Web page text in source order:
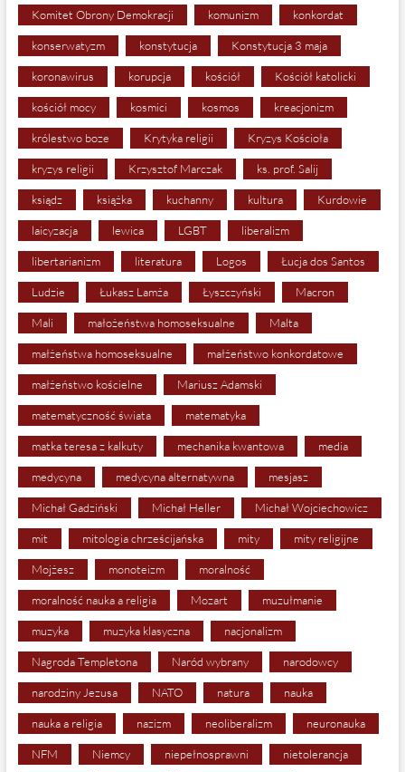
Komitet Obrony Demokracji komunizm konkordat
konserwatyzm konstytucja Konstytucja 3 maja
koronawirus korupcja kościół Kościół katolicki
kościół mocy kosmici kosmos kreacjonizm
królestwo boze Krytyka religii Kryzys Kościoła
kryzys religii Krzysztof Marczak ks. prof. Salij
ksiądz książka kuchanny kultura Kurdowie
laicyzacja lewica LGBT liberalizm
libertarianizm literatura Logos Łucja dos Santos
Ludzie Łukasz Lamża Łyszczyński Macron
Mali małożeństwa homoseksualne Malta
małżeństwa homoseksualne małżeństwo konkordatowe
małżeństwo kościelne Mariusz Adamski
matematyczność świata matematyka
matka teresa z kalkuty mechanika kwantowa media
medycyna medycyna alternatywna mesjasz
Michał Gadziński Michał Heller Michał Wojciechowicz
mit mitologia chrześcijańska mity mity religijne
Mojżesz monoteizm moralność
moralność nauka a religia Mozart muzułmanie
muzyka muzyka klasyczna nacjonalizm
Nagroda Templetona Naród wybrany narodowcy
narodziny Jezusa NATO natura nauka
nauka a religia nazizm neoliberalizm neuronauka
NFM Niemcy niepełnosprawni nietolerancja